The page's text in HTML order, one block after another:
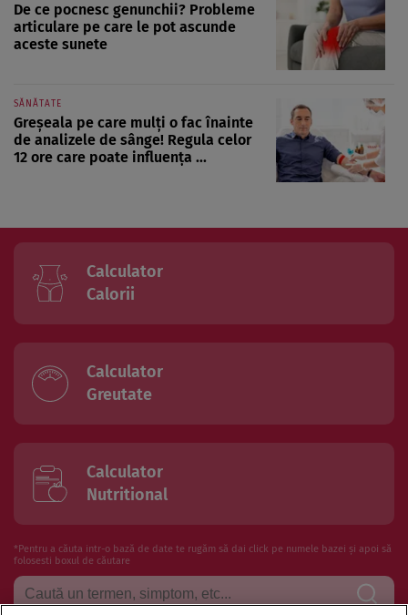
De ce pocnesc genunchii? Probleme
articulare pe care le pot ascunde
aceste sunete
SĂNĂTATE
Greșeala pe care mulți o fac înainte
de analizele de sânge! Regula celor
12 ore care poate influența ...
Calculator
Calorii
Calculator
Greutate
Calculator
Nutritional
*Pentru a căuta intr-o bază de date te rugăm să dai click pe numele bazei și apoi să
folosesti boxul de căutare